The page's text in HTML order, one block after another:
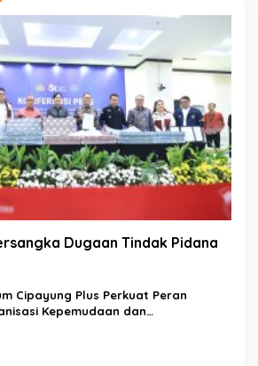
Dugaan Tindak Pidana
Cipayung Plus Perkuat Peran
Kepemudaan dan